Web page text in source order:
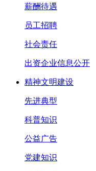
薪酬待遇
员工招聘
社会责任
出资企业信息公开
精神文明建设
先进典型
科普知识
公益广告
党建知识